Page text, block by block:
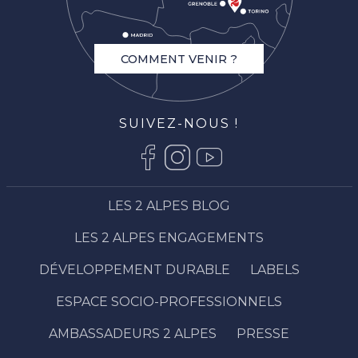
COMMENT VENIR ?
SUIVEZ-NOUS !
LES 2 ALPES BLOG
LES 2 ALPES ENGAGEMENTS
DÉVELOPPEMENT DURABLE LABELS
ESPACE SOCIO-PROFESSIONNELS
AMBASSADEURS 2 ALPES PRESSE